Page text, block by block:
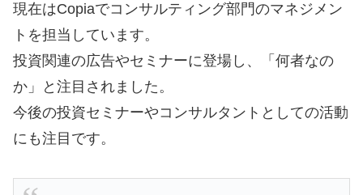
現在はCopiaでコンサルティング部門のマネジメン
トを担当しています。
投資関連の広告やセミナーに登場し、「何者なの
か」と注目されました。
今後の投資セミナーやコンサルタントとしての活動
にも注目です。